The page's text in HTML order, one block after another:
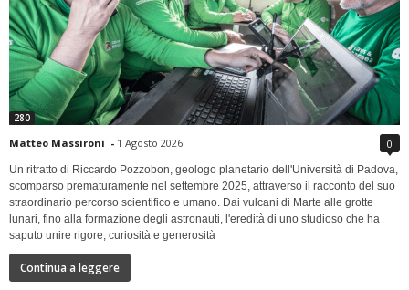
280
Matteo Massironi - 1 Agosto 2026 0
Un ritratto di Riccardo Pozzobon, geologo planetario dell'Università di Padova,
scomparso prematuramente nel settembre 2025, attraverso il racconto del suo
straordinario percorso scientifico e umano. Dai vulcani di Marte alle grotte
lunari, fino alla formazione degli astronauti, l'eredità di uno studioso che ha
saputo unire rigore, curiosità e generosità
Continua a leggere